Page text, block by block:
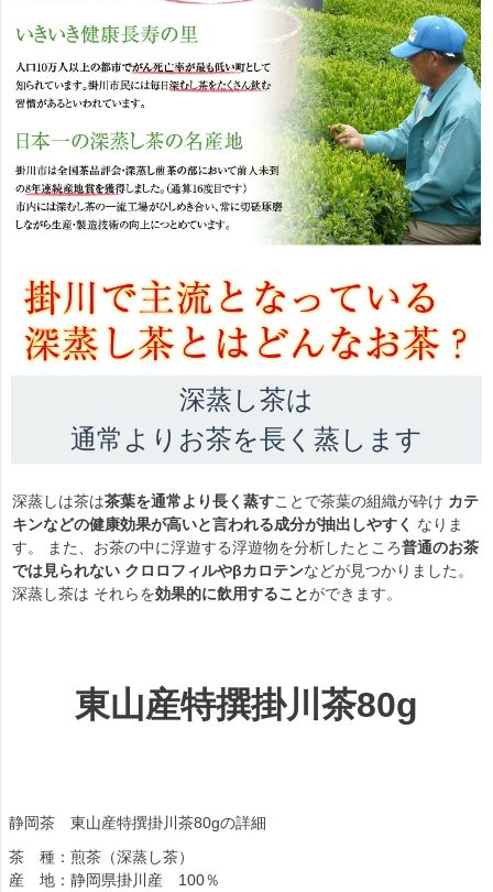
深蒸し茶は
通常よりお茶を長く蒸します
深蒸しは茶は茶葉を通常より長く蒸すことで茶葉の組織が砕け カテ
キンなどの健康効果が高いと言われる成分が抽出しやすく なりま
す。 また、お茶の中に浮遊する浮遊物を分析したところ普通のお茶
では見られない クロロフィルやβカロテンなどが見つかりました。
深蒸し茶は それらを効果的に飲用することができます。
東山産特撰掛川茶80g
静岡茶 東山産特撰掛川茶80gの詳細
茶 種：煎茶（深蒸し茶）
産 地：静岡県掛川産 100％